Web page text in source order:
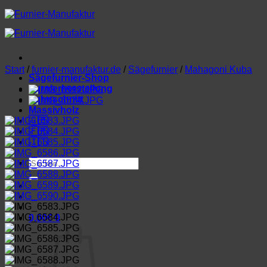
Zum
Inhalt
springen
Sägefurnier-Shop
Furnierherstellung
Lohnschnitt
Massivholz
🇬🇧
🇫🇷
🇮🇹
Suchen
nach:
0,00€ 0
Start / furnier-manufaktur.de / Sägefurnier / Mahagoni Kuba